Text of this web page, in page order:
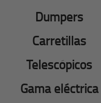
Dumpers
Carretillas
Telescópicos
Gama eléctrica